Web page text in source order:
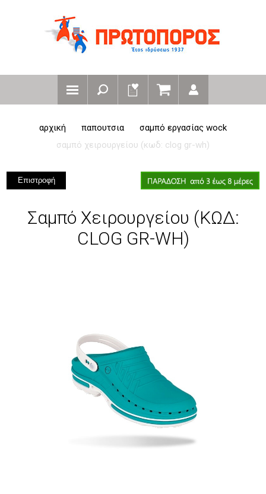
αρχική παπουτσια
σαμπό εργασίας wock
σαμπό χειρουργείου (κωδ: clog gr-wh)
Επιστροφή
Σαμπό Χειρουργείου (ΚΩΔ:
CLOG GR-WH)